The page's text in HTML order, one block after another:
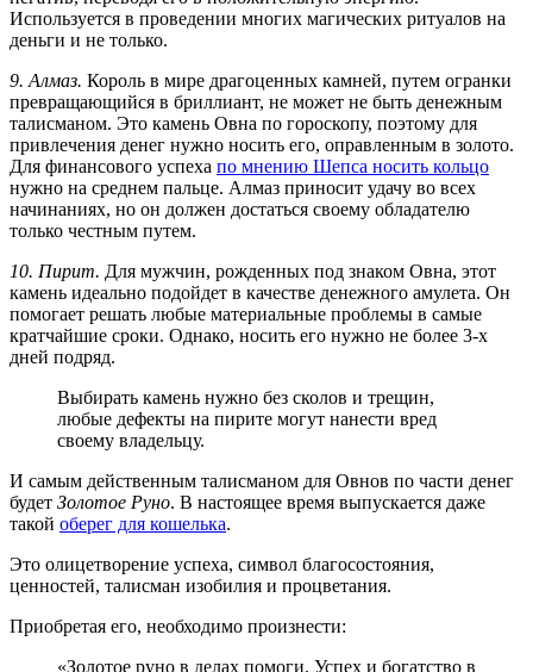
Используется в проведении многих магических ритуалов на
деньги и не только.
9. Алмаз. Король в мире драгоценных камней, путем огранки
превращающийся в бриллиант, не может не быть денежным
талисманом. Это камень Овна по гороскопу, поэтому для
привлечения денег нужно носить его, оправленным в золото.
Для финансового успеха по мнению Шепса носить кольцо
нужно на среднем пальце. Алмаз приносит удачу во всех
начинаниях, но он должен достаться своему обладателю
только честным путем.
10. Пирит. Для мужчин, рожденных под знаком Овна, этот
камень идеально подойдет в качестве денежного амулета. Он
помогает решать любые материальные проблемы в самые
кратчайшие сроки. Однако, носить его нужно не более 3-х
дней подряд.
Выбирать камень нужно без сколов и трещин,
любые дефекты на пирите могут нанести вред
своему владельцу.
И самым действенным талисманом для Овнов по части денег
будет Золотое Руно. В настоящее время выпускается даже
такой оберег для кошелька.
Это олицетворение успеха, символ благосостояния,
ценностей, талисман изобилия и процветания.
Приобретая его, необходимо произнести:
«Золотое руно в делах помоги, Успех и богатство в